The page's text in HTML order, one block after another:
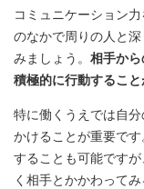
コミュニケーション
のなかで周りの人と
みましょう。 相手か
積極的に行動するこ
特に働くうえでは自
かけることが重要で
することも可能です
く相手とかかわってみ